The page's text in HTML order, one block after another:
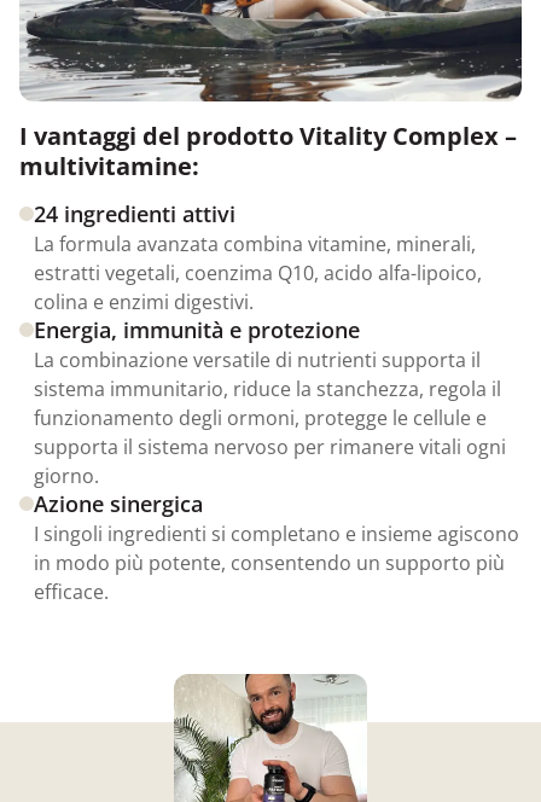
I vantaggi del prodotto Vitality Complex –
multivitamine:
24 ingredienti attivi
La formula avanzata combina vitamine, minerali,
estratti vegetali, coenzima Q10, acido alfa-lipoico,
colina e enzimi digestivi.
Energia, immunità e protezione
La combinazione versatile di nutrienti supporta il
sistema immunitario, riduce la stanchezza, regola il
funzionamento degli ormoni, protegge le cellule e
supporta il sistema nervoso per rimanere vitali ogni
giorno.
Azione sinergica
I singoli ingredienti si completano e insieme agiscono
in modo più potente, consentendo un supporto più
efficace.